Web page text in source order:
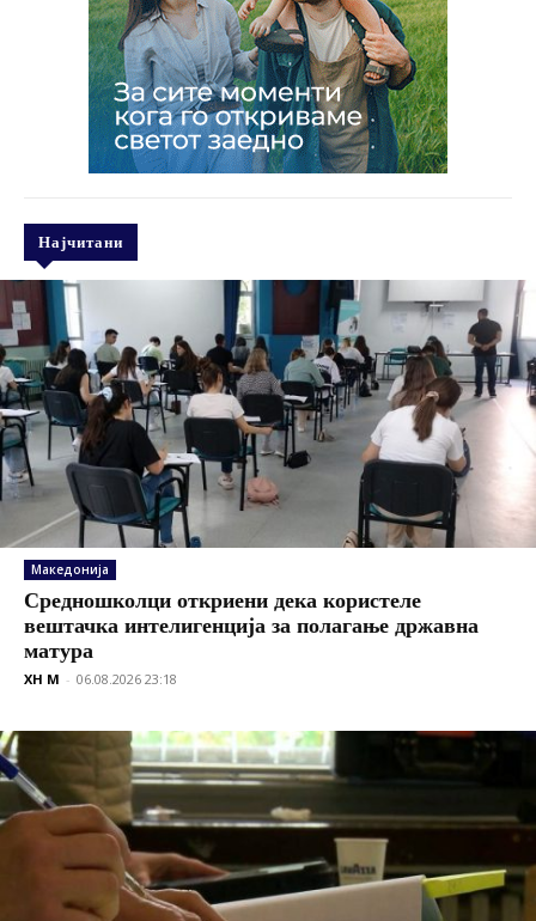
Најчитани
Македонија
Средношколци откриени дека користеле
вештачка интелигенција за полагање државна
матура
XH M - 06.08.2026 23:18